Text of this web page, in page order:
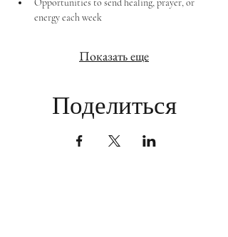
Opportunities to send healing, prayer, or
energy each week
Показать еще
Поделиться